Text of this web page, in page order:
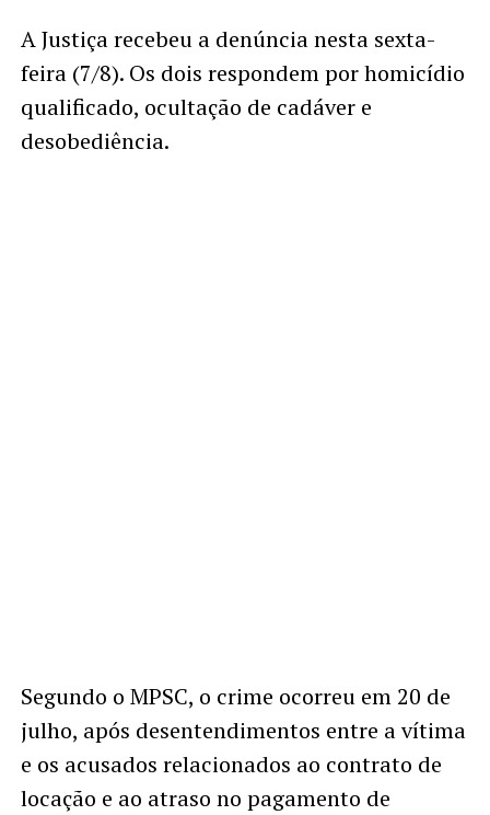
A Justiça recebeu a denúncia nesta sexta-
feira (7/8). Os dois respondem por homicídio
qualificado, ocultação de cadáver e
desobediência.
Segundo o MPSC, o crime ocorreu em 20 de
julho, após desentendimentos entre a vítima
e os acusados relacionados ao contrato de
locação e ao atraso no pagamento de